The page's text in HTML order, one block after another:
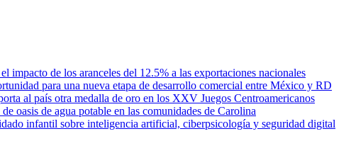
impacto de los aranceles del 12.5% a las exportaciones nacionales
para una nueva etapa de desarrollo comercial entre México y RD
al país otra medalla de oro en los XXV Juegos Centroamericanos
oasis de agua potable en las comunidades de Carolina
infantil sobre inteligencia artificial, ciberpsicología y seguridad digital